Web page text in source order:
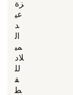
زة
عي
د
ال
مي
لاد
لل
ق
ط